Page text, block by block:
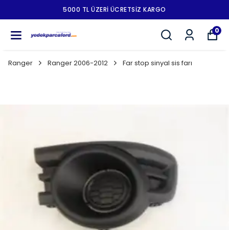
5000 TL ÜZERI ÜCRETSIZ KARGO
0
Ranger Ranger 2006-2012 Far stop sinyal sis farı